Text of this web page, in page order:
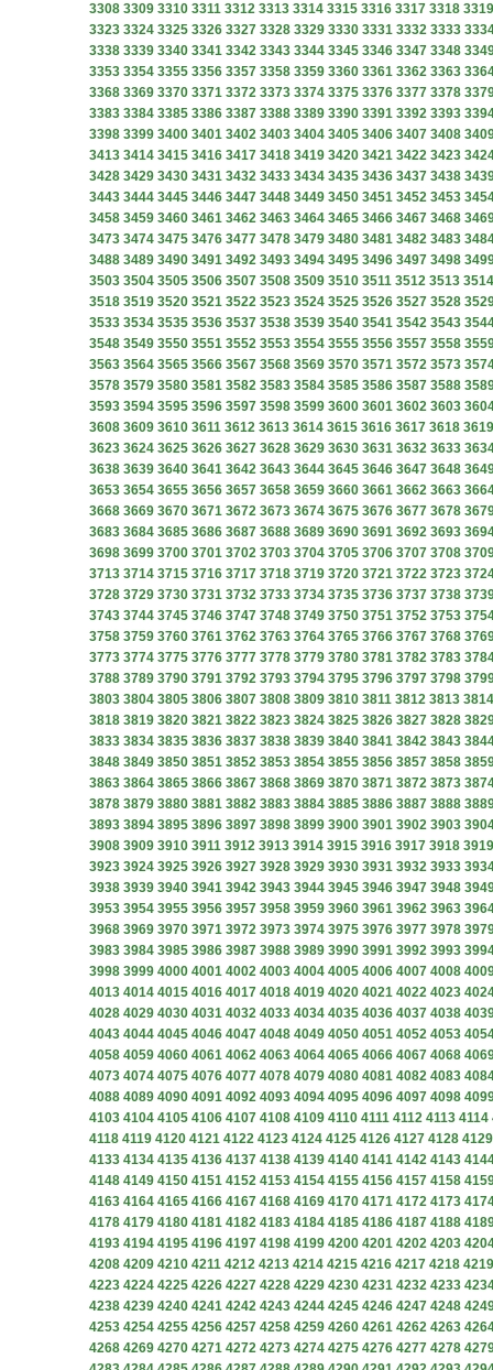
3308 3309 3310 3311 3312 3313 3314 3315 3316 3317 3318 3319
3323 3324 3325 3326 3327 3328 3329 3330 3331 3332 3333
3338 3339 3340 3341 3342 3343 3344 3345 3346 3347 3348
3353 3354 3355 3356 3357 3358 3359 3360 3361 3362 3363
3368 3369 3370 3371 3372 3373 3374 3375 3376 3377 3378
3383 3384 3385 3386 3387 3388 3389 3390 3391 3392 3393
3398 3399 3400 3401 3402 3403 3404 3405 3406 3407 3408
3413 3414 3415 3416 3417 3418 3419 3420 3421 3422 3423
3428 3429 3430 3431 3432 3433 3434 3435 3436 3437 3438
3443 3444 3445 3446 3447 3448 3449 3450 3451 3452 3453
3458 3459 3460 3461 3462 3463 3464 3465 3466 3467 3468
3473 3474 3475 3476 3477 3478 3479 3480 3481 3482 3483
3488 3489 3490 3491 3492 3493 3494 3495 3496 3497 3498
3503 3504 3505 3506 3507 3508 3509 3510 3511 3512 3513 3514
3518 3519 3520 3521 3522 3523 3524 3525 3526 3527 3528
3533 3534 3535 3536 3537 3538 3539 3540 3541 3542 3543
3548 3549 3550 3551 3552 3553 3554 3555 3556 3557 3558
3563 3564 3565 3566 3567 3568 3569 3570 3571 3572 3573
3578 3579 3580 3581 3582 3583 3584 3585 3586 3587 3588
3593 3594 3595 3596 3597 3598 3599 3600 3601 3602 3603
3608 3609 3610 3611 3612 3613 3614 3615 3616 3617 3618 3619
3623 3624 3625 3626 3627 3628 3629 3630 3631 3632 3633
3638 3639 3640 3641 3642 3643 3644 3645 3646 3647 3648
3653 3654 3655 3656 3657 3658 3659 3660 3661 3662 3663
3668 3669 3670 3671 3672 3673 3674 3675 3676 3677 3678
3683 3684 3685 3686 3687 3688 3689 3690 3691 3692 3693
3698 3699 3700 3701 3702 3703 3704 3705 3706 3707 3708
3713 3714 3715 3716 3717 3718 3719 3720 3721 3722 3723
3728 3729 3730 3731 3732 3733 3734 3735 3736 3737 3738
3743 3744 3745 3746 3747 3748 3749 3750 3751 3752 3753
3758 3759 3760 3761 3762 3763 3764 3765 3766 3767 3768
3773 3774 3775 3776 3777 3778 3779 3780 3781 3782 3783
3788 3789 3790 3791 3792 3793 3794 3795 3796 3797 3798
3803 3804 3805 3806 3807 3808 3809 3810 3811 3812 3813 3814
3818 3819 3820 3821 3822 3823 3824 3825 3826 3827 3828
3833 3834 3835 3836 3837 3838 3839 3840 3841 3842 3843
3848 3849 3850 3851 3852 3853 3854 3855 3856 3857 3858
3863 3864 3865 3866 3867 3868 3869 3870 3871 3872 3873
3878 3879 3880 3881 3882 3883 3884 3885 3886 3887 3888
3893 3894 3895 3896 3897 3898 3899 3900 3901 3902 3903
3908 3909 3910 3911 3912 3913 3914 3915 3916 3917 3918 3919
3923 3924 3925 3926 3927 3928 3929 3930 3931 3932 3933
3938 3939 3940 3941 3942 3943 3944 3945 3946 3947 3948
3953 3954 3955 3956 3957 3958 3959 3960 3961 3962 3963
3968 3969 3970 3971 3972 3973 3974 3975 3976 3977 3978
3983 3984 3985 3986 3987 3988 3989 3990 3991 3992 3993
3998 3999 4000 4001 4002 4003 4004 4005 4006 4007 4008
4013 4014 4015 4016 4017 4018 4019 4020 4021 4022 4023
4028 4029 4030 4031 4032 4033 4034 4035 4036 4037 4038
4043 4044 4045 4046 4047 4048 4049 4050 4051 4052 4053
4058 4059 4060 4061 4062 4063 4064 4065 4066 4067 4068
4073 4074 4075 4076 4077 4078 4079 4080 4081 4082 4083
4088 4089 4090 4091 4092 4093 4094 4095 4096 4097 4098
4103 4104 4105 4106 4107 4108 4109 4110 4111 4112 4113 4114
4118 4119 4120 4121 4122 4123 4124 4125 4126 4127 4128 4129
4133 4134 4135 4136 4137 4138 4139 4140 4141 4142 4143
4148 4149 4150 4151 4152 4153 4154 4155 4156 4157 4158
4163 4164 4165 4166 4167 4168 4169 4170 4171 4172 4173
4178 4179 4180 4181 4182 4183 4184 4185 4186 4187 4188
4193 4194 4195 4196 4197 4198 4199 4200 4201 4202 4203
4208 4209 4210 4211 4212 4213 4214 4215 4216 4217 4218 4219
4223 4224 4225 4226 4227 4228 4229 4230 4231 4232 4233
4238 4239 4240 4241 4242 4243 4244 4245 4246 4247 4248
4253 4254 4255 4256 4257 4258 4259 4260 4261 4262 4263
4268 4269 4270 4271 4272 4273 4274 4275 4276 4277 4278